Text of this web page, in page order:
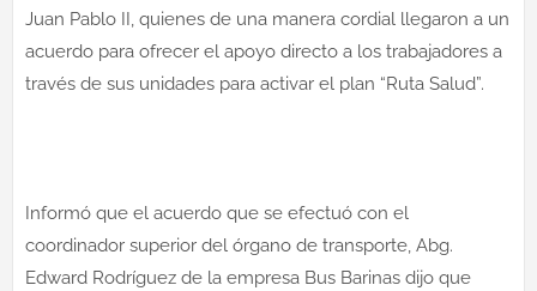
Juan Pablo II, quienes de una manera cordial llegaron a un
acuerdo para ofrecer el apoyo directo a los trabajadores a
través de sus unidades para activar el plan “Ruta Salud”.
Informó que el acuerdo que se efectuó con el
coordinador superior del órgano de transporte, Abg.
Edward Rodríguez de la empresa Bus Barinas dijo que